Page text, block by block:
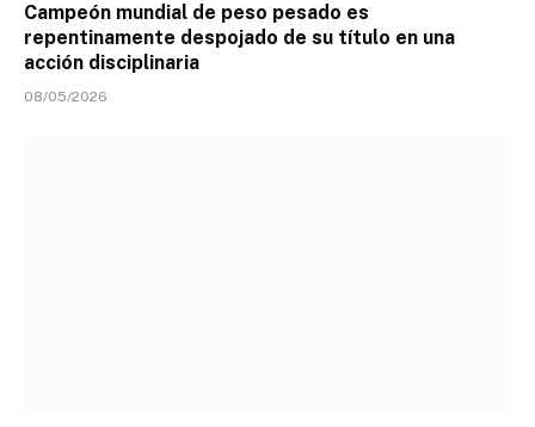
Campeón mundial de peso pesado es
repentinamente despojado de su título en una
acción disciplinaria
08/05/2026